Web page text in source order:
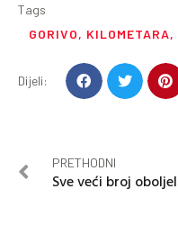
Tags
GORIVO, KILOMETARA,
Dijeli:
PRETHODNI